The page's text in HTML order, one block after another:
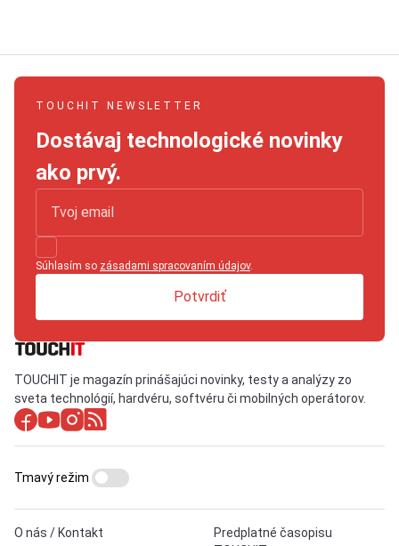
TOUCHIT NEWSLETTER
Dostávaj technologické novinky
ako prvý.
Súhlasím so zásadami spracovaním údajov.
Potvrdiť
TOUCHIT je magazín prinášajúci novinky, testy a analýzy zo
sveta technológií, hardvéru, softvéru či mobilných operátorov.
O nás / Kontakt
Predplatné časopisu
Tmavý režim